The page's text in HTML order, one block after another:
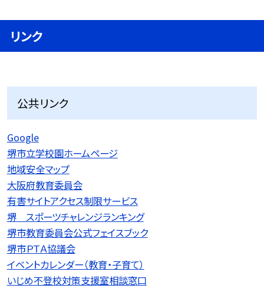
リンク
公共リンク
Google
堺市立学校園ホームページ
地域安全マップ
大阪府教育委員会
有害サイトアクセス制限サービス
堺 スポーツチャレンジランキング
堺市教育委員会公式フェイスブック
堺市ＰＴＡ協議会
イベントカレンダー（教育・子育て）
いじめ不登校対策支援室相談窓口